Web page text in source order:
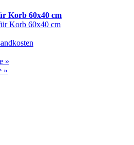
Korb 60x40 cm
»
»